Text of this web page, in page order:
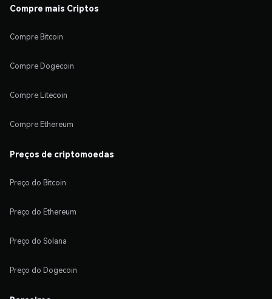
Compre mais Criptos
Compre Bitcoin
Compre Dogecoin
Compre Litecoin
Compre Ethereum
Preços de criptomoedas
Preço do Bitcoin
Preço do Ethereum
Preço do Solana
Preço do Dogecoin